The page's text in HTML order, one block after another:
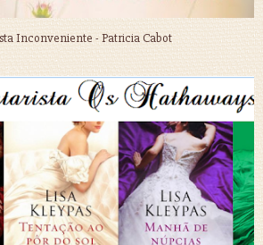
Inconveniente - Patricia Cabot